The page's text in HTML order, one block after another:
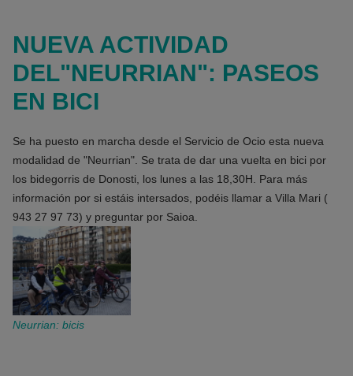
NUEVA ACTIVIDAD
DEL"NEURRIAN": PASEOS
EN BICI
Se ha puesto en marcha desde el Servicio de Ocio esta nueva
modalidad de "Neurrian". Se trata de dar una vuelta en bici por
los bidegorris de Donosti, los lunes a las 18,30H. Para más
información por si estáis intersados, podéis llamar a Villa Mari (
943 27 97 73) y preguntar por Saioa.
Neurrian: bicis